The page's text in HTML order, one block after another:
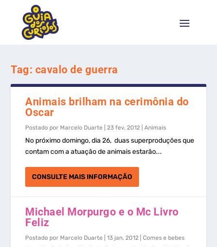
Tag: cavalo de guerra
Animais brilham na cerimônia do
Oscar
Postado por Marcelo Duarte |23 fev, 2012 |Animais
No próximo domingo, dia 26, duas superproduções que
contam com a atuação de animais estarão...
CONSULTE MAIS INFORMAÇÃO
Michael Morpurgo e o Mc Livro
Feliz
Postado por Marcelo Duarte |13 jan, 2012 |Comes e bebes